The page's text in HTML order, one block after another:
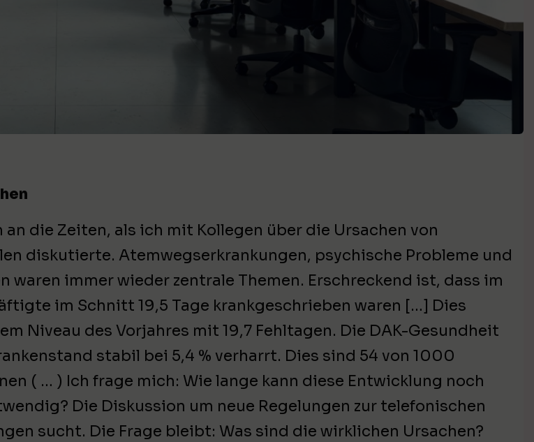
an die Zeiten, als ich mit Kollegen über die Ursachen von
diskutierte. Atemwegserkrankungen, psychische Probleme und
waren immer wieder zentrale Themen. Erschreckend ist, dass im
im Schnitt 19,5 Tage krankgeschrieben waren […] Dies
Niveau des Vorjahres mit 19,7 Fehltagen. Die DAK-Gesundheit
stabil bei 5,4 % verharrt. Dies sind 54 von 1000
( … ) Ich frage mich: Wie lange kann diese Entwicklung noch
Die Diskussion um neue Regelungen zur telefonischen
sucht. Die Frage bleibt: Was sind die wirklichen Ursachen?